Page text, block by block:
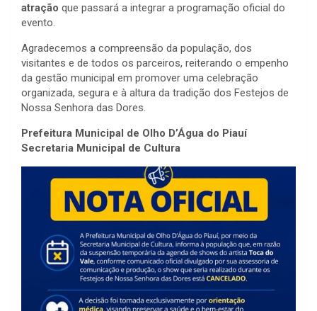
atração que passará a integrar a programação oficial do
evento.
Agradecemos a compreensão da população, dos
visitantes e de todos os parceiros, reiterando o empenho
da gestão municipal em promover uma celebração
organizada, segura e à altura da tradição dos Festejos de
Nossa Senhora das Dores.
Prefeitura Municipal de Olho D’Água do Piauí
Secretaria Municipal de Cultura